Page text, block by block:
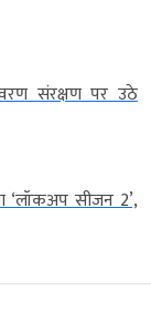
संरक्षण पर उठे
‘लॉकअप सीजन 2’,